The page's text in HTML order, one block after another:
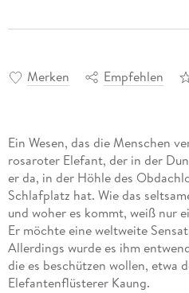
Merken Empfehlen
Ein Wesen, das die Menschen
rosaroter Elefant, der in der
er da, in der Höhle des
Schlafplatz hat. Wie das
und woher es kommt, weiß nur
Er möchte eine weltweite
Allerdings wurde es ihm
die es beschützen wollen, etwa
Elefantenflüsterer Kaung.